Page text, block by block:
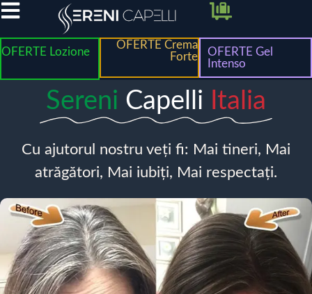
OFERTE Lozione
OFERTE Crema
Forte
OFERTE Gel
Intenso
Sereni Capelli Italia
Cu ajutorul nostru veți fi: Mai tineri, Mai
atrăgători, Mai iubiți, Mai respectați.